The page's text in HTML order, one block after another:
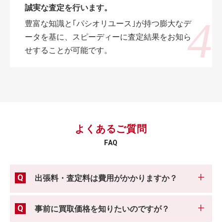
誠実な査定を行います。
豊富な知識と｢パシオリユース｣が持つ膨大なデ
ータを基に、スピーディーに査定結果をお知ら
せすることが可能です。
よくあるご質問
FAQ
出張料・査定料は費用がかかりますか？
事前に買取価格を知りたいのですが？